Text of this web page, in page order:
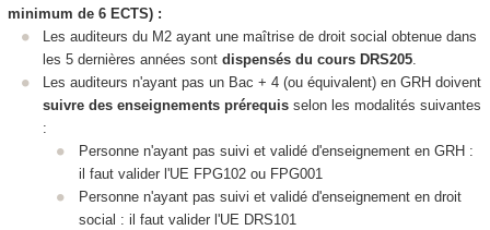
minimum de 6 ECTS) :
Les auditeurs du M2 ayant une maîtrise de droit social obtenue dans
les 5 dernières années sont dispensés du cours DRS205.
Les auditeurs n'ayant pas un Bac + 4 (ou équivalent) en GRH doivent
suivre des enseignements prérequis selon les modalités suivantes
:
Personne n'ayant pas suivi et validé d'enseignement en GRH :
il faut valider l'UE FPG102 ou FPG001
Personne n'ayant pas suivi et validé d'enseignement en droit
social : il faut valider l'UE DRS101